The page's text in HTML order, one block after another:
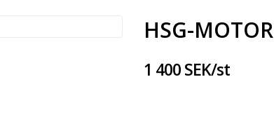
HSG-MOTOR
1 400 SEK/st